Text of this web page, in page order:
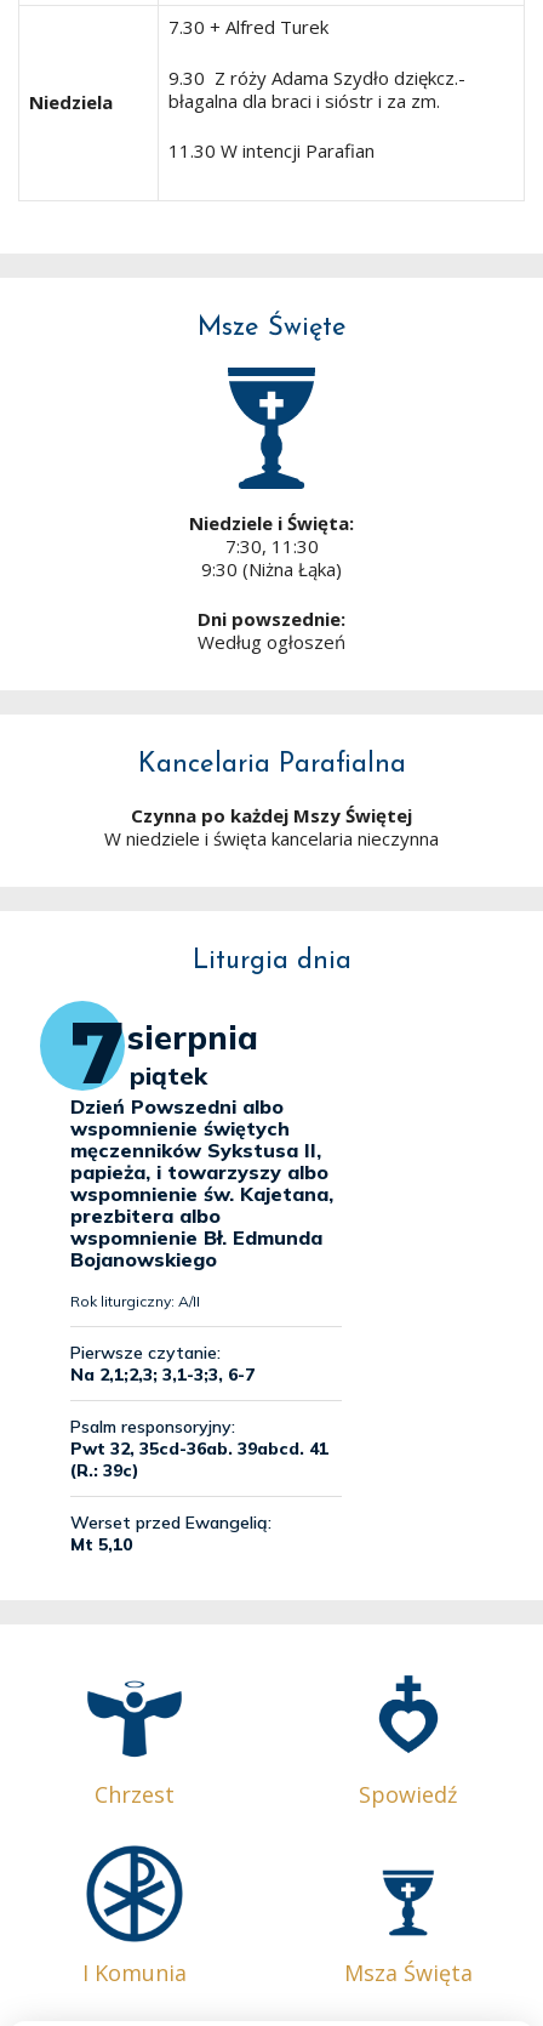
Niedziela
7.30 + Alfred Turek
9.30 Z róży Adama Szydło dziękcz.-
błagalna dla braci i sióstr i za zm.
11.30 W intencji Parafian
Msze Święte
Niedziele i Święta:
7:30, 11:30
9:30 (Niżna Łąka)
Dni powszednie:
Według ogłoszeń
Kancelaria Parafialna
Czynna po każdej Mszy Świętej
W niedziele i święta kancelaria nieczynna
Liturgia dnia
Chrzest Spowiedź
I Komunia Msza Święta